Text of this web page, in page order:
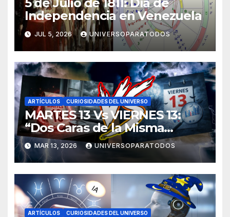
5 de Julio de 1811: Día de
Independencia en Venezuela
JUL 5, 2026 UNIVERSOPARATODOS
ARTÍCULOS CURIOSIDADES DEL UNIVERSO
MARTES 13 Vs VIERNES 13:
“Dos Caras de la Misma
Moneda”
MAR 13, 2026 UNIVERSOPARATODOS
ARTÍCULOS CURIOSIDADES DEL UNIVERSO